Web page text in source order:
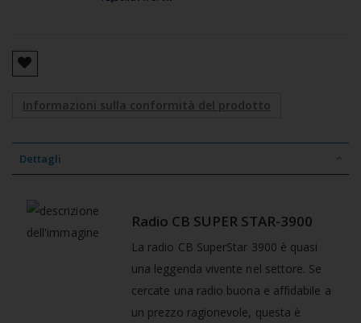
Informazioni sulla conformità del prodotto
Dettagli
Radio CB SUPER STAR-3900
La radio CB SuperStar 3900 è quasi
una leggenda vivente nel settore. Se
cercate una radio buona e affidabile a
un prezzo ragionevole, questa è